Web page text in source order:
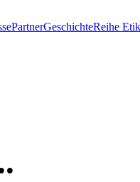
PartnerGeschichteReihe